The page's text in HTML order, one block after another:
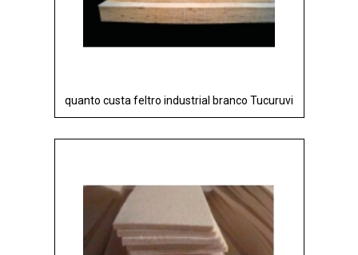
quanto custa feltro industrial branco Tucuruvi